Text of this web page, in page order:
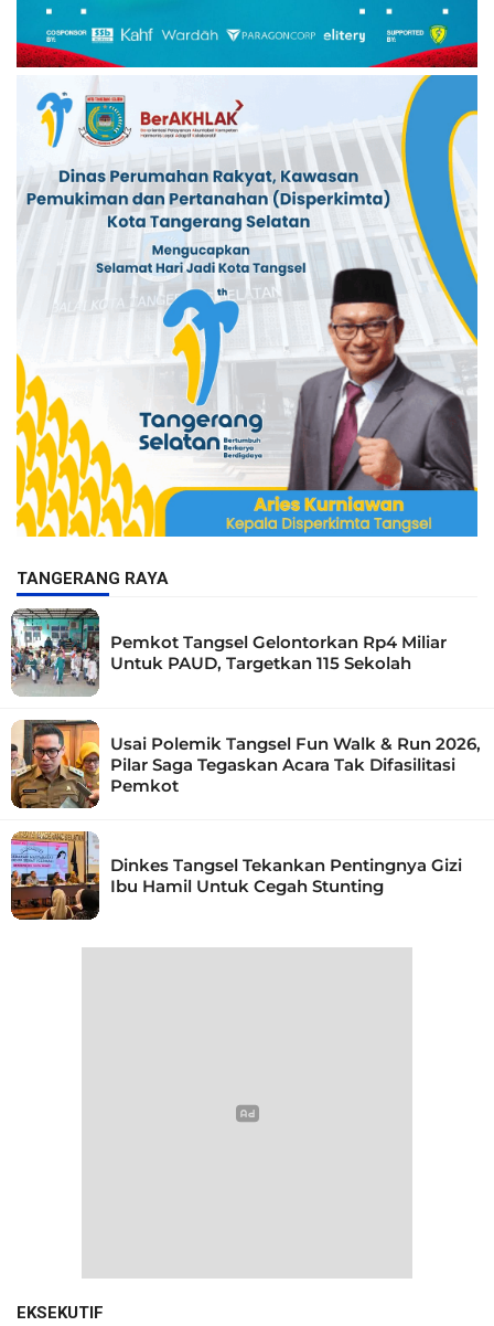
TANGERANG RAYA
Pemkot Tangsel Gelontorkan Rp4 Miliar
Untuk PAUD, Targetkan 115 Sekolah
Usai Polemik Tangsel Fun Walk & Run 2026,
Pilar Saga Tegaskan Acara Tak Difasilitasi
Pemkot
Dinkes Tangsel Tekankan Pentingnya Gizi
Ibu Hamil Untuk Cegah Stunting
EKSEKUTIF